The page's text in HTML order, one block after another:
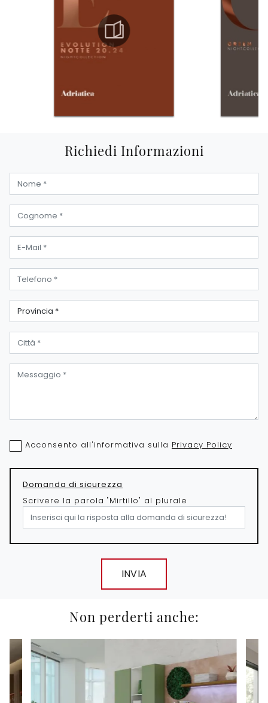
Richiedi Informazioni
Acconsento all'informativa sulla Privacy Policy
Domanda di sicurezza
Scrivere la parola "Mirtillo" al plurale
INVIA
Non perderti anche: